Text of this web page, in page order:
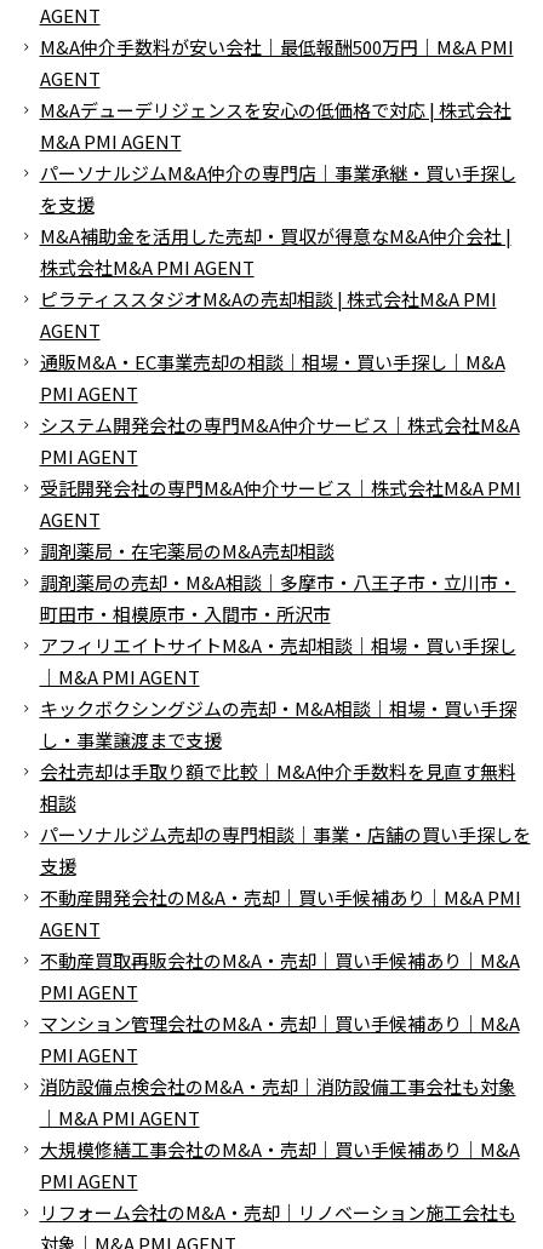
AGENT
M&A仲介手数料が安い会社｜最低報酬500万円｜M&A PMI
AGENT
M&Aデューデリジェンスを安心の低価格で対応 | 株式会社
M&A PMI AGENT
パーソナルジムM&A仲介の専門店｜事業承継・買い手探し
を支援
M&A補助金を活用した売却・買収が得意なM&A仲介会社 |
株式会社M&A PMI AGENT
ピラティススタジオM&Aの売却相談 | 株式会社M&A PMI
AGENT
通販M&A・EC事業売却の相談｜相場・買い手探し｜M&A
PMI AGENT
システム開発会社の専門M&A仲介サービス｜株式会社M&A
PMI AGENT
受託開発会社の専門M&A仲介サービス｜株式会社M&A PMI
AGENT
調剤薬局・在宅薬局のM&A売却相談
調剤薬局の売却・M&A相談｜多摩市・八王子市・立川市・
町田市・相模原市・入間市・所沢市
アフィリエイトサイトM&A・売却相談｜相場・買い手探し
｜M&A PMI AGENT
キックボクシングジムの売却・M&A相談｜相場・買い手探
し・事業譲渡まで支援
会社売却は手取り額で比較｜M&A仲介手数料を見直す無料
相談
パーソナルジム売却の専門相談｜事業・店舗の買い手探しを
支援
不動産開発会社のM&A・売却｜買い手候補あり｜M&A PMI
AGENT
不動産買取再販会社のM&A・売却｜買い手候補あり｜M&A
PMI AGENT
マンション管理会社のM&A・売却｜買い手候補あり｜M&A
PMI AGENT
消防設備点検会社のM&A・売却｜消防設備工事会社も対象
｜M&A PMI AGENT
大規模修繕工事会社のM&A・売却｜買い手候補あり｜M&A
PMI AGENT
リフォーム会社のM&A・売却｜リノベーション施工会社も
対象｜M&A PMI AGENT